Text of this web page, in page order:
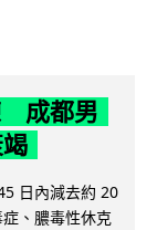
成都男
日內減去約 20
、膿毒性休克